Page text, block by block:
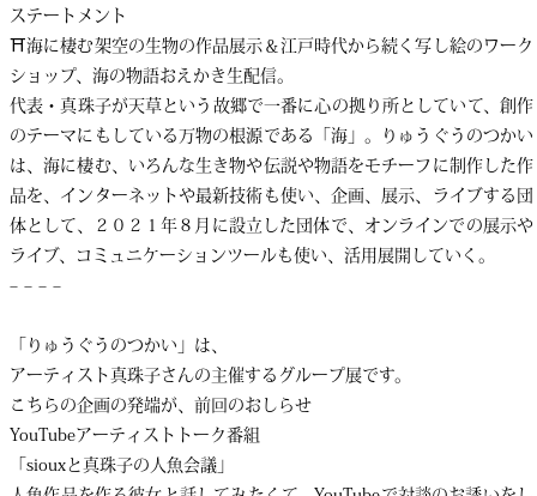
ステートメント
⛩海に棲む架空の生物の作品展示＆江戸時代から続く写し絵のワーク
ショップ、海の物語おえかき生配信。
代表・真珠子が天草という故郷で一番に心の拠り所としていて、創作
のテーマにもしている万物の根源である「海」。りゅうぐうのつかい
は、海に棲む、いろんな生き物や伝説や物語をモチーフに制作した作
品を、インターネットや最新技術も使い、企画、展示、ライブする団
体として、２０２１年８月に設立した団体で、オンラインでの展示や
ライブ、コミュニケーションツールも使い、活用展開していく。
– – – –
「りゅうぐうのつかい」は、
アーティスト真珠子さんの主催するグループ展です。
こちらの企画の発端が、前回のおしらせ
YouTubeアーティストトーク番組
「siouxと真珠子の人魚会議」